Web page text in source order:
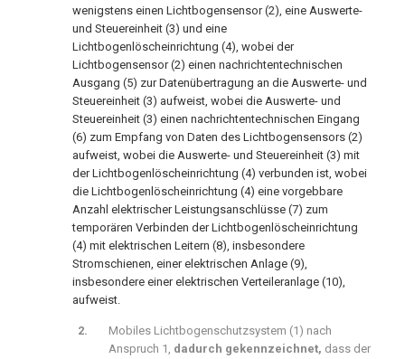
wenigstens einen Lichtbogensensor (2), eine Auswerte-
und Steuereinheit (3) und eine
Lichtbogenlöscheinrichtung (4), wobei der
Lichtbogensensor (2) einen nachrichtentechnischen
Ausgang (5) zur Datenübertragung an die Auswerte- und
Steuereinheit (3) aufweist, wobei die Auswerte- und
Steuereinheit (3) einen nachrichtentechnischen Eingang
(6) zum Empfang von Daten des Lichtbogensensors (2)
aufweist, wobei die Auswerte- und Steuereinheit (3) mit
der Lichtbogenlöscheinrichtung (4) verbunden ist, wobei
die Lichtbogenlöscheinrichtung (4) eine vorgebbare
Anzahl elektrischer Leistungsanschlüsse (7) zum
temporären Verbinden der Lichtbogenlöscheinrichtung
(4) mit elektrischen Leitern (8), insbesondere
Stromschienen, einer elektrischen Anlage (9),
insbesondere einer elektrischen Verteileranlage (10),
aufweist.
Mobiles Lichtbogenschutzsystem (1 ) nach
Anspruch 1, dadurch gekennzeichnet, dass der